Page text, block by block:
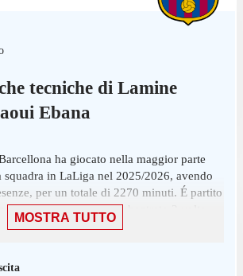
tecniche di Lamine
Ebana
ha giocato nella maggior parte
squadra in LaLiga nel 2025/2026, avendo
per un totale di 2270 minuti. É partito
su 38 giornate ed è subentrato 2 volte.
nelle ultime 2 partite di LaLiga.
MOSTRA TUTTO